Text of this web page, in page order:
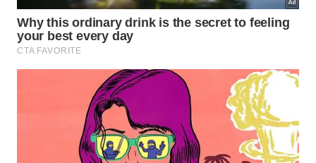
renovação diária das intenções positivas que você
deseja atrair para o seu círculo íntimo de amizades.
Manter o brilho constante é uma forma de honrar o